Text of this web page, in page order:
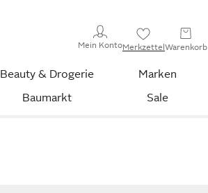
Mein KontoMerkzettelWarenkorb
Beauty & Drogerie
Marken
Baumarkt Sale